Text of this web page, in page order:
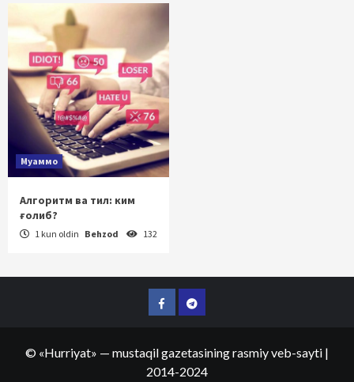
Муаммо
Алгоритм ва тил: ким
ғолиб?
1 kun oldin Behzod 132
FacebookTelegram
© «Hurriyat» — mustaqil gazetasining rasmiy veb-sayti |
2014-2024